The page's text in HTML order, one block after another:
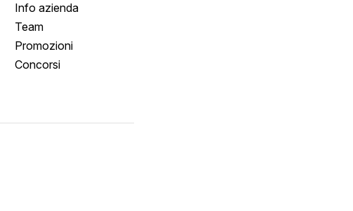
Info azienda
Team
Promozioni
Concorsi